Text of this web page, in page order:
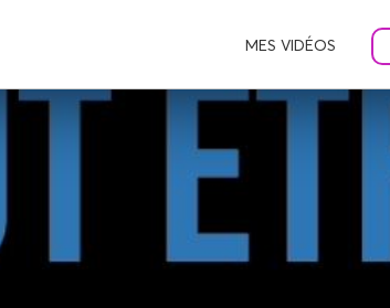
MES VIDÉOS